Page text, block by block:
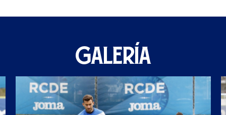
GALERÍA